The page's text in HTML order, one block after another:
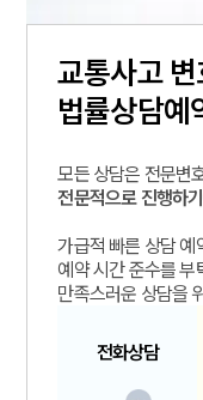
교통사고변
법률상담예
모든 상담은 전문변
전문적으로 진행하
가급적 빠른 상담 예
예약 시간 준수를 부
만족스러운 상담을
전화상담